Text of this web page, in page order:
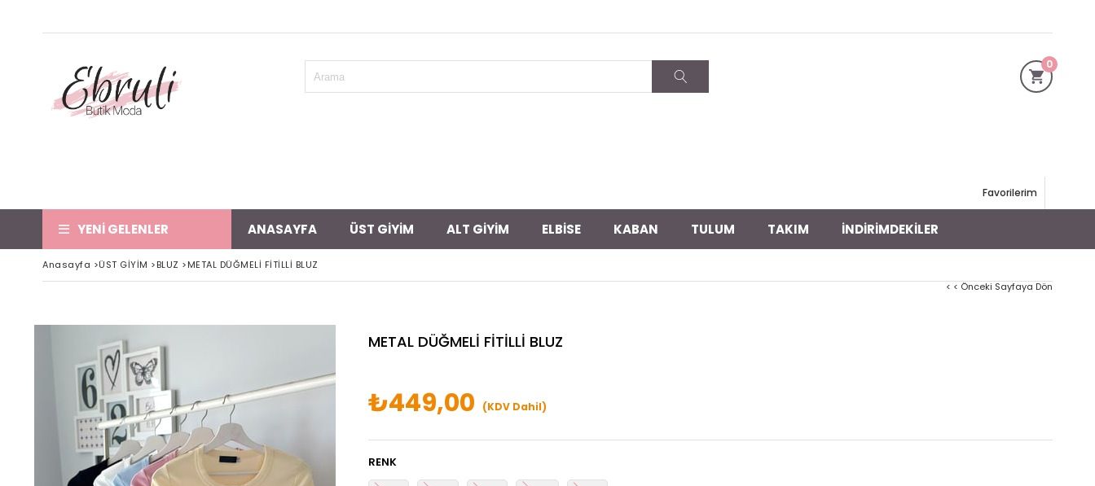
0
Favorilerim
YENİ GELENLER ANASAYFA ÜST GİYİM ALT GİYİM ELBİSE KABAN TULUM TAKIM İNDİRİMDEKİLER
Anasayfa >ÜST GİYİM >BLUZ >METAL DÜĞMELİ FİTİLLİ BLUZ
< < Önceki Sayfaya Dön
METAL DÜĞMELİ FİTİLLİ BLUZ
₺449,00 (KDV Dahil)
RENK